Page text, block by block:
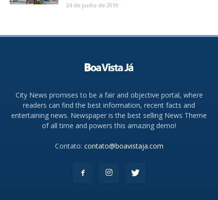
24 de junho de 2019
City News promises to be a fair and objective portal, where
readers can find the best information, recent facts and
entertaining news. Newspaper is the best selling News Theme
of all time and powers this amazing demo!
Contato: contato@boavistaja.com